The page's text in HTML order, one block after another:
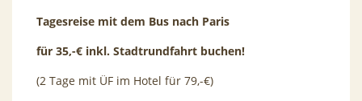
Tagesreise mit dem Bus nach Paris
für 35,-€ inkl. Stadtrundfahrt buchen!
(2 Tage mit ÜF im Hotel für 79,-€)